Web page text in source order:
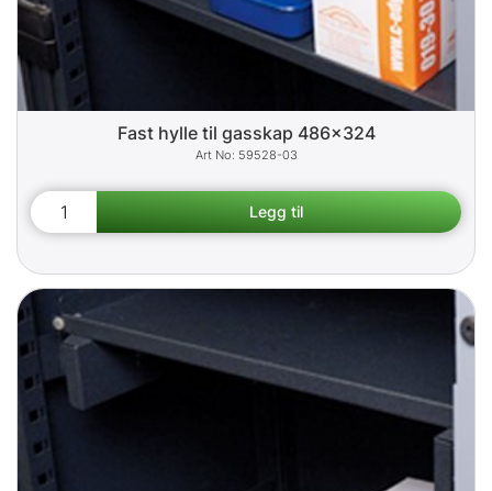
Fast hylle til gasskap 486x324
59528-03